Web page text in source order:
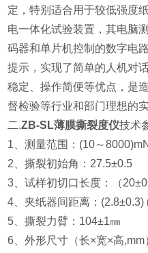
定，特别适合用于较低强度
电一体化试验装置，其电脑
码器和单片机控制的数字电
提示，实现了简单的人机对
稳定、操作简便等优点，是
督检验等行业和部门理想的实
二.ZB-SL薄膜撕裂度仪技术
1、测量范围： (10～
2、撕裂初始角：27.5±0.5
3、试样初切口长度：（
4、夹纸器间距离：(2.8±0.3)
5、撕裂力臂：104±1㎜
6、外形尺寸（长×宽×高,mm